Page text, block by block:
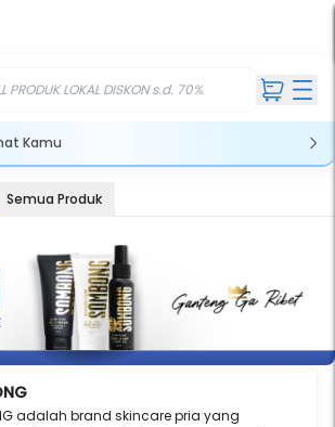
PRODUK LOKAL DISKON s.d. 70%
Kamu
Semua Produk
adalah brand skincare pria yang